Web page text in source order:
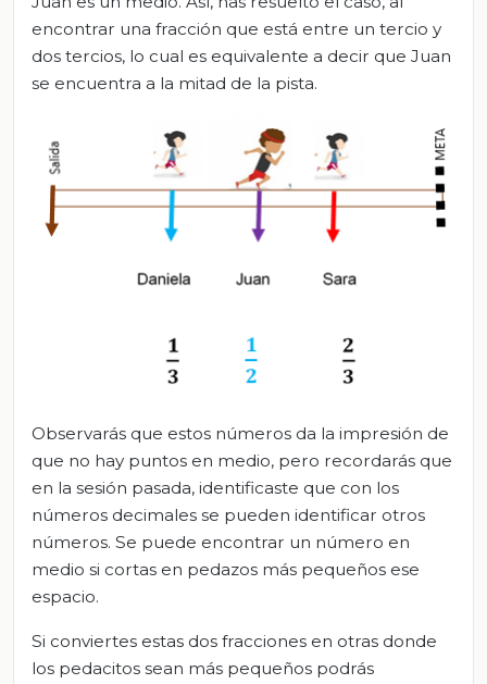
encontrar una fracción que está entre un tercio y
dos tercios, lo cual es equivalente a decir que Juan
se encuentra a la mitad de la pista.
Observarás que estos números da la impresión de
que no hay puntos en medio, pero recordarás que
en la sesión pasada, identificaste que con los
números decimales se pueden identificar otros
números. Se puede encontrar un número en
medio si cortas en pedazos más pequeños ese
espacio.
Si conviertes estas dos fracciones en otras donde
los pedacitos sean más pequeños podrás